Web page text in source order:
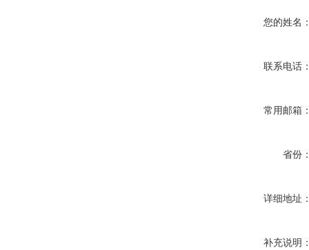
您的姓名
联系电话
常用邮箱
省份
详细地址
补充说明